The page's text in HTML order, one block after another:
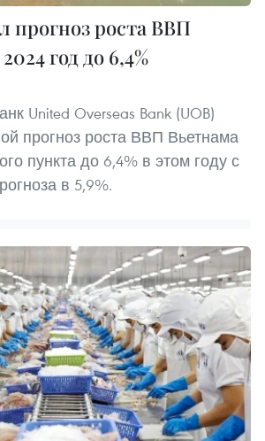
прогноз роста ВВП
год до 6,4%
United Overseas Bank (UOB)
прогноз роста ВВП Вьетнама
пункта до 6,4% в этом году с
в 5,9%.